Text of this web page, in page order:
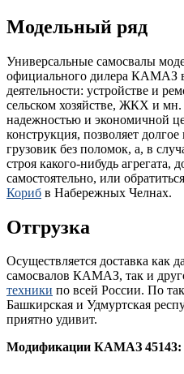
Модельный ряд
Универсальные самосвалы
официального дилера КАМАЗ
деятельности: устройстве и
сельском хозяйстве, ЖКХ и
надежностью и экономичной
конструкция, позволяет
грузовик без поломок, а, в
строя какого-нибудь агрегата,
самостоятельно, или
Кориб в Набережных Челнах.
Отгрузка
Осуществляется доставка как
самосвалов КАМАЗ, так и
техники по всей России. По
Башкирская и Удмуртская
приятно удивит.
Модификации КАМАЗ 45143: